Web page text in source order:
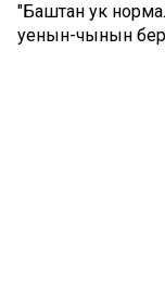
"Баштан ук
уенын-чынын